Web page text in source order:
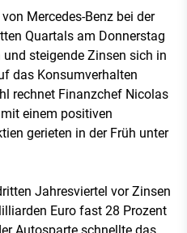
Mercedes-Benz bei der
Quartals am Donnerstag
steigende Zinsen sich in
das Konsumverhalten
rechnet Finanzchef Nicolas
einem positiven
gerieten in der Früh unter
Jahresviertel vor Zinsen
Euro fast 28 Prozent
Autosparte schnellte das